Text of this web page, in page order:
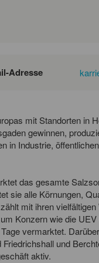
Adresse
mit Standorten in
gewinnen,
in Industrie,
das gesamte
sie alle Körnungen,
mit ihren
Konzern wie die
vermarktet.
und
aktiv.